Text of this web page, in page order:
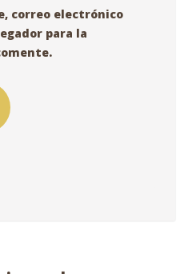
correo electrónico
para la